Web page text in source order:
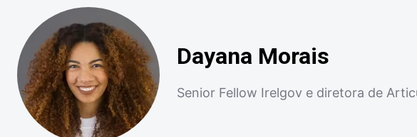
Dayana Morais
Senior Fellow Irelgov e diretora de